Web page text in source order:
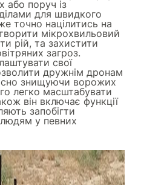
або поруч із
для швидкого
точно націлитись на
мікрохвильовий
рій, та захистити
загроз.
свої
дружнім дронам
знищуючи ворожих
легко масштабувати
він включає функції
запобігти
у певних